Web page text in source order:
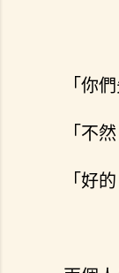
「你
「不
「好